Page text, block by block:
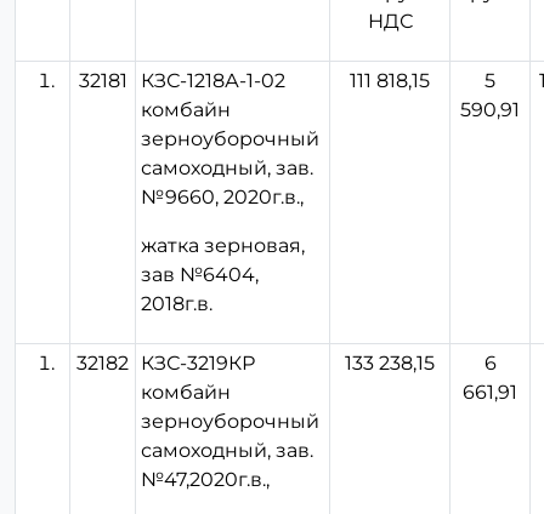
НДС
32181
КЗС-1218А-1-02
комбайн
зерноуборочный
самоходный, зав.
№9660, 2020г.в.,
жатка зерновая,
зав №6404,
2018г.в.
111 818,15
5
590,91
32182 КЗС-3219КР
комбайн
зерноуборочный
самоходный, зав.
№47,2020г.в.,
133 238,15
6
661,91